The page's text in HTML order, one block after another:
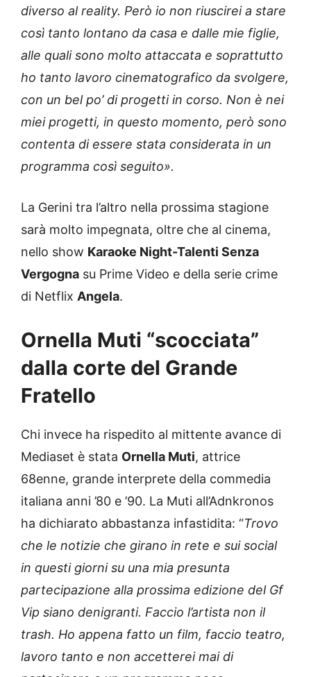
diverso al reality. Però io non riuscirei a stare
così tanto lontano da casa e dalle mie figlie,
alle quali sono molto attaccata e soprattutto
ho tanto lavoro cinematografico da svolgere,
con un bel po’ di progetti in corso. Non è nei
miei progetti, in questo momento, però sono
contenta di essere stata considerata in un
programma così seguito».
La Gerini tra l’altro nella prossima stagione
sarà molto impegnata, oltre che al cinema,
nello show Karaoke Night-Talenti Senza
Vergogna su Prime Video e della serie crime
di Netflix Angela.
Ornella Muti “scocciata”
dalla corte del Grande
Fratello
Chi invece ha rispedito al mittente avance di
Mediaset è stata Ornella Muti, attrice
68enne, grande interprete della commedia
italiana anni ’80 e ’90. La Muti all’Adnkronos
ha dichiarato abbastanza infastidita: “Trovo
che le notizie che girano in rete e sui social
in questi giorni su una mia presunta
partecipazione alla prossima edizione del Gf
Vip siano denigranti. Faccio l’artista non il
trash. Ho appena fatto un film, faccio teatro,
lavoro tanto e non accetterei mai di